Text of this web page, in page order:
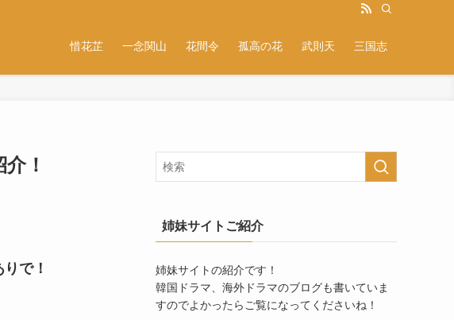
惜花芷 一念関山 花間令 孤高の花 武則天 三国志
！
で！
姉妹サイトご紹介
姉妹サイトの紹介です！
韓国ドラマ、海外ドラマのブログも書いていま
すのでよかったらご覧になってくださいね！